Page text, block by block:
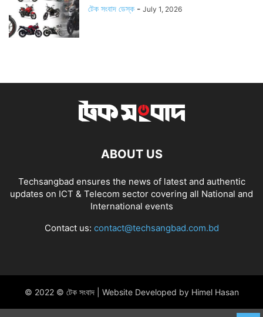
টেক সংবাদ ডেস্ক - July 1, 2026
ABOUT US
Techsangbad ensures the news of latest and authentic
updates on ICT & Telecom sector covering all National and
International events
Contact us: contact@techsangbad.com.bd
© 2022 © টেক সংবাদ | Website Developed by Himel Hasan